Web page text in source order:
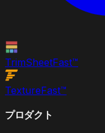
TrimSheetFast™
TextureFast™
プロダクト